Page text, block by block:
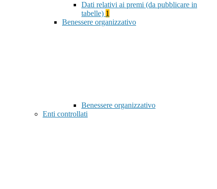
Dati relativi ai premi (da pubblicare in
tabelle) 1
Benessere organizzativo
Benessere organizzativo
Enti controllati